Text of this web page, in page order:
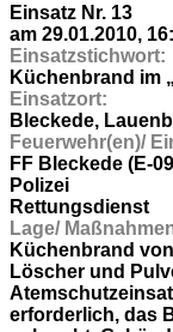
Einsatz Nr. 13
am 29.01.2010,
Einsatzstichwort:
Küchenbrand im
Einsatzort:
Bleckede,
Feuerwehr(en)/
FF Bleckede (E-
Polizei
Rettungsdienst
Lage/
Küchenbrand
Löscher und
erforderlich, das